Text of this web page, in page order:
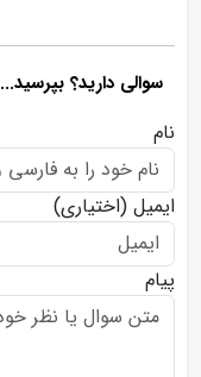
سوالی دارید؟ بپرسید...
نام
ایمیل (اختیاری)
پیام